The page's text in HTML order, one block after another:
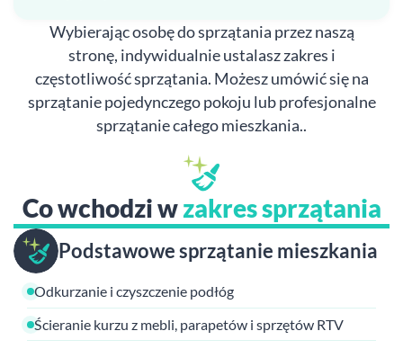
Wybierając osobę do sprzątania przez naszą
stronę, indywidualnie ustalasz zakres i
częstotliwość sprzątania. Możesz umówić się na
sprzątanie pojedynczego pokoju lub profesjonalne
sprzątanie całego mieszkania..
Co wchodzi wzakres sprzątania
Podstawowe sprzątanie mieszkania
Odkurzanie i czyszczenie podłóg
Ścieranie kurzu z mebli, parapetów i sprzętów RTV